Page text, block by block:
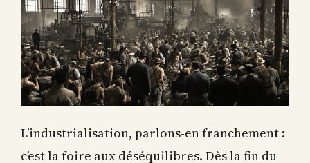
L’industrialisation, parlons-en franchement :
c’est la foire aux déséquilibres. Dès la fin du